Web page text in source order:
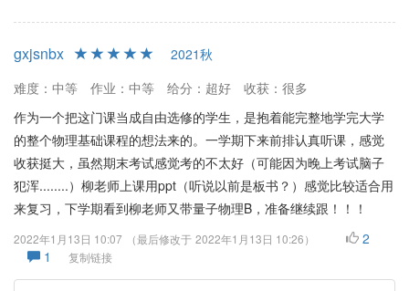
gxjsnbx
2021秋
难度：中等
作业：中等 给分：超好
收获：很多
作为一个把这门课当成自由选修的学生，是抱着能完整地学完大学
的整个物理基础课程的想法来的。一学期下来前排认真听课，感觉
收获挺大，虽然期末考试感觉考的不太好（可能因为晚上考试脑子
犯浑........）柳老师上课用ppt（听说以前是板书？）感觉比较适合用
来复习，下学期看到柳老师又带量子物理B，准备继续跟！！！
2022年1月13日 10:07 （最后修改于 2022年1月13日 10:26）
2
1
复制链接